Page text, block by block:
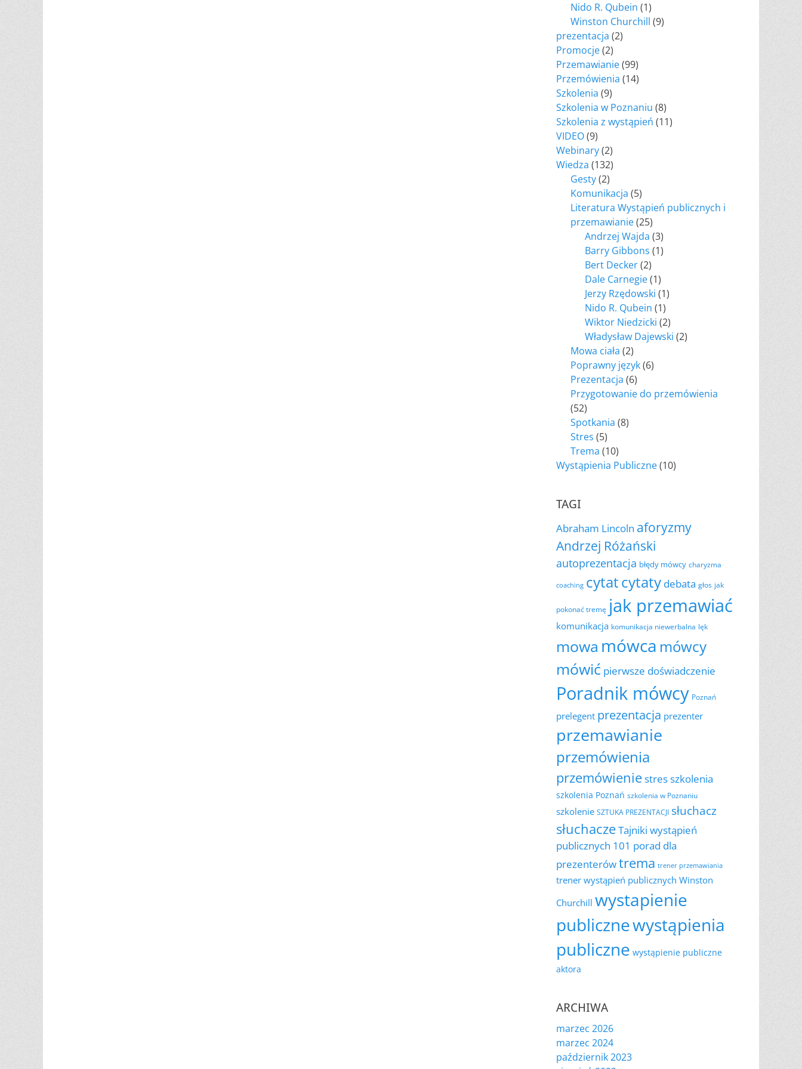
Nido R. Qubein (1)
Winston Churchill (9)
prezentacja (2)
Promocje(2)
Przemawianie(99)
Przemówienia (14)
Szkolenia (9)
Szkolenia w Poznaniu (8)
Szkolenia z wystąpień (11)
VIDEO(9)
Webinary(2)
Wiedza (132)
Gesty(2)
Komunikacja (5)
Literatura Wystąpień publicznych i
przemawianie(25)
Andrzej Wajda (3)
Barry Gibbons (1)
Bert Decker(2)
Dale Carnegie(1)
Jerzy Rzędowski (1)
Nido R. Qubein (1)
Wiktor Niedzicki (2)
Władysław Dajewski (2)
Mowa ciała (2)
Poprawny język(6)
Prezentacja (6)
Przygotowanie do przemówienia
(52)
Spotkania (8)
Stres (5)
Trema (10)
Wystąpienia Publiczne(10)
TAGI
Abraham Lincoln aforyzmy
Andrzej Różański
autoprezentacja błędy mówcy charyzma
coaching cytatcytaty debata głos jak
pokonać tremę jak przemawiać
komunikacja komunikacja niewerbalna lęk
mowa mówca mówcy
mówić pierwsze doświadczenie
Poradnik mówcy Poznań
prelegent prezentacja prezenter
przemawianie
przemówienia
przemówieniestresszkolenia
szkolenia Poznań szkolenia w Poznaniu
szkolenie SZTUKA PREZENTACJI słuchacz
słuchaczeTajniki wystąpień
publicznych 101 porad dla
prezenterówtrema trener przemawiania
trener wystąpień publicznych Winston
Churchill wystapienie
publicznewystąpienia
publiczne wystąpienie publiczne
aktora
ARCHIWA
marzec 2026
marzec 2024
październik 2023